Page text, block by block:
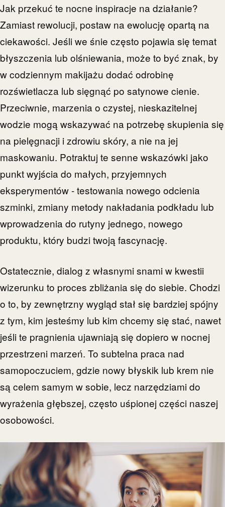
Jak przekuć te nocne inspiracje na działanie?
Zamiast rewolucji, postaw na ewolucję opartą na
ciekawości. Jeśli we śnie często pojawia się temat
błyszczenia lub olśniewania, może to być znak, by
w codziennym makijażu dodać odrobinę
rozświetlacza lub sięgnąć po satynowe cienie.
Przeciwnie, marzenia o czystej, nieskazitelnej
wodzie mogą wskazywać na potrzebę skupienia się
na pielęgnacji i zdrowiu skóry, a nie na jej
maskowaniu. Potraktuj te senne wskazówki jako
punkt wyjścia do małych, przyjemnych
eksperymentów - testowania nowego odcienia
szminki, zmiany metody nakładania podkładu lub
wprowadzenia do rutyny jednego, nowego
produktu, który budzi twoją fascynację.
Ostatecznie, dialog z własnymi snami w kwestii
wizerunku to proces zbliżania się do siebie. Chodzi
o to, by zewnętrzny wygląd stał się bardziej spójny
z tym, kim jesteśmy lub kim chcemy się stać, nawet
jeśli te pragnienia ujawniają się dopiero w nocnej
przestrzeni marzeń. To subtelna praca nad
samopoczuciem, gdzie nowy błyskik lub krem nie
są celem samym w sobie, lecz narzędziami do
wyrażenia głębszej, często uśpionej części naszej
osobowości.